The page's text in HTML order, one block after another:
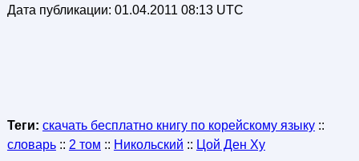
Дата публикации: 01.04.2011 08:13 UTC
Теги: скачать бесплатно книгу по корейскому языку::
словарь:: 2 том :: Никольский :: Цой Ден Ху